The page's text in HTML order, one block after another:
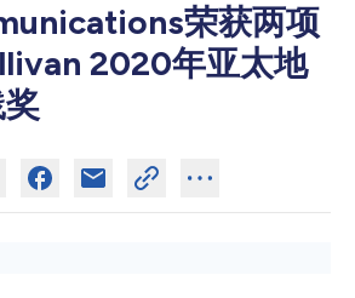
荣获两项
2020年亚太地